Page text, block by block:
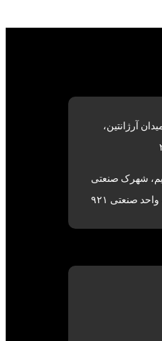
آرژانتین،
شهرک صنعتی
صنعتی ۹۲۱